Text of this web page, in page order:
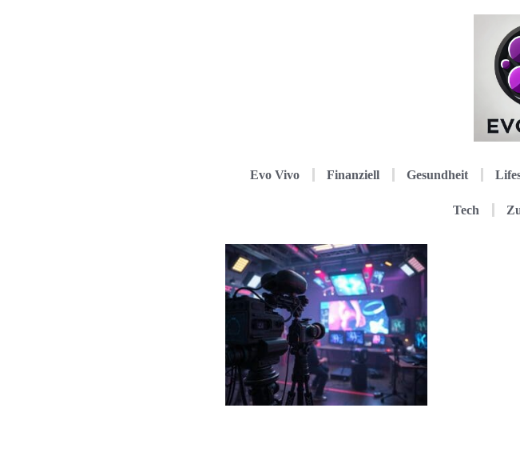
Evo Vivo Finanziell Gesundheit
Tech